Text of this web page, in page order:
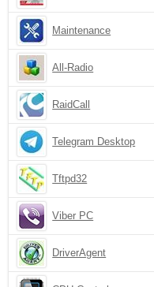
Maintenance
All-Radio
RaidCall
Telegram Desktop
Tftpd32
Viber PC
DriverAgent